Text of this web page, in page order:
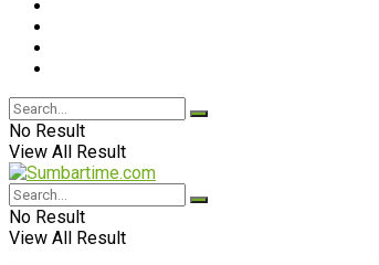
No Result
View All Result
No Result
View All Result